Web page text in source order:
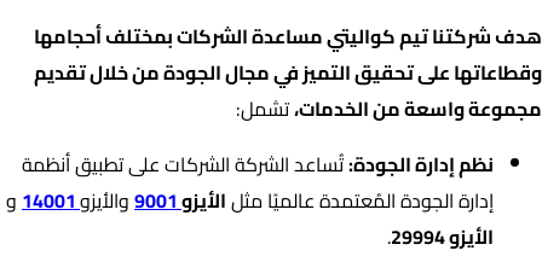
هدف شركتنا تيم كواليتي مساعدة الشركات بمختلف أحجامها
وقطاعاتها على تحقيق التميز في مجال الجودة من خلال تقديم
مجموعة واسعة من الخدمات،تشمل:
نظم إدارة الجودة:تُساعد الشركة الشركات على تطبيق أنظمة
إدارة الجودة المُعتمدة عالميًا مثلالأيزو9001والأيزو14001و
الأيزو 29994
.